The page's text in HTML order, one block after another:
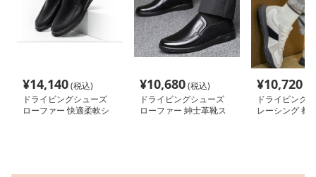
¥14,140(税込)
ドライビングシューズ
ローファー 快適柔軟シ
¥10,680(税込)
ドライビングシューズ
ローファー 紳士革靴ス
¥10,720
ドライビング
レーシング 都